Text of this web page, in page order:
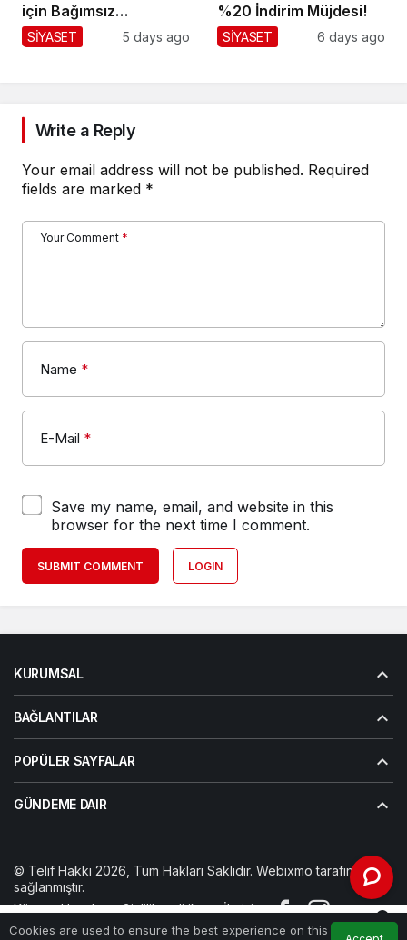
için Bağımsız
Değerlendirme!
SİYASET 5 days ago
%20 İndirim Müjdesi!
SİYASET 6 days ago
Write a Reply
Your email address will not be published. Required
fields are marked *
Your Comment *
Name *
E-Mail *
Save my name, email, and website in this
browser for the next time I comment.
SUBMIT COMMENT LOGIN
Cookies are used to ensure the best experience on this
KURUMSAL
BAĞLANTILAR
POPÜLER SAYFALAR
GÜNDEME DAIR
© Telif Hakkı 2026, Tüm Hakları Saklıdır. Webixmo tarafından
sağlanmıştır.
Künye Hesabım Gizlilik politikası İletişim